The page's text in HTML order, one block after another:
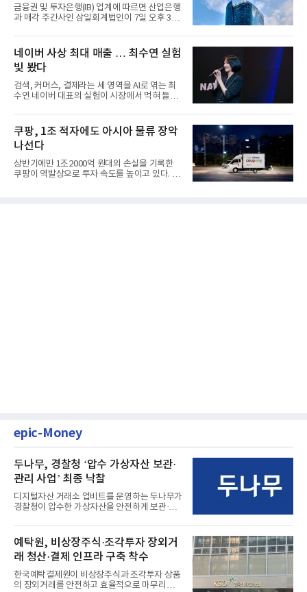
금융권 및 투자은행(IB) 업계에 따르면 산업은행
과 매각 주간사인 삼일회계법인이 7일 오후 3시
네이버 사상 최대 매출 … 최수연 실험
빛 봤다
검색, 커머스, 결제라는 세 영역을 AI로 엮는 최
수연 네이버 대표의 실험이 시장에서 먹혀 들어
쿠팡, 1조 적자에도 아시아 물류 장악
나선다
상반기에만 1조2000억 원대의 손실을 기록한
쿠팡이 역발상으로 투자 속도를 높이고 있다. 이
epic-Money
두나무, 경찰청 ‘압수 가상자산 보관·
관리 사업’ 최종 낙찰
디지털자산 거래소 업비트를 운영하는 두나무가
경찰청이 압수한 가상자산을 안전하게 보관·관
예탁원, 비상장주식·조각투자 장외거
래 청산·결제 인프라 구축 착수
한국예탁결제원이 비상장주식과 조각투자 상품
의 장외거래를 안전하고 효율적으로 마무리하기